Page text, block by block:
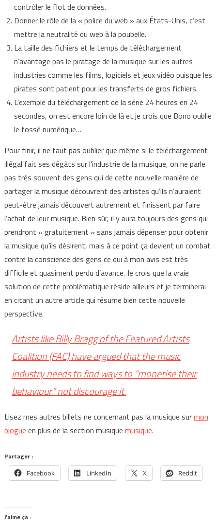
contrôler le flot de données.
Donner le rôle de la « police du web » aux États-Unis, c’est
mettre la neutralité du web à la poubelle.
La taille des fichiers et le temps de téléchargement
n’avantage pas le piratage de la musique sur les autres
industries comme les films, logiciels et jeux vidéo puisque les
pirates sont patient pour les transferts de gros fichiers.
L’exemple du téléchargement de la série 24 heures en 24
secondes, on est encore loin de là et je crois que Bono oublie
le fossé numérique…
Pour finir, il ne faut pas oublier que même si le téléchargement
illégal fait ses dégâts sur l’industrie de la musique, on ne parle
pas très souvent des gens qui de cette nouvelle manière de
partager la musique découvrent des artistes qu’ils n’auraient
peut-être jamais découvert autrement et finissent par faire
l’achat de leur musique. Bien sûr, il y aura toujours des gens qui
prendront « gratuitement » sans jamais dépenser pour obtenir
la musique qu’ils désirent, mais à ce point ça devient un combat
contre la conscience des gens ce qui à mon avis est très
difficile et quasiment perdu d’avance. Je crois que la vraie
solution de cette problématique réside ailleurs et je terminerai
en citant un autre article qui résume bien cette nouvelle
perspective.
Artists like Billy Bragg of the Featured Artists
Coalition (FAC) have argued that the music
industry needs to find ways to “monetise their
behaviour” not discourage it.
Lisez mes autres billets ne concernant pas la musique surmon
blogue en plus de la section musique musique.
Partager :
Facebook LinkedIn X Reddit
J’aime ça :